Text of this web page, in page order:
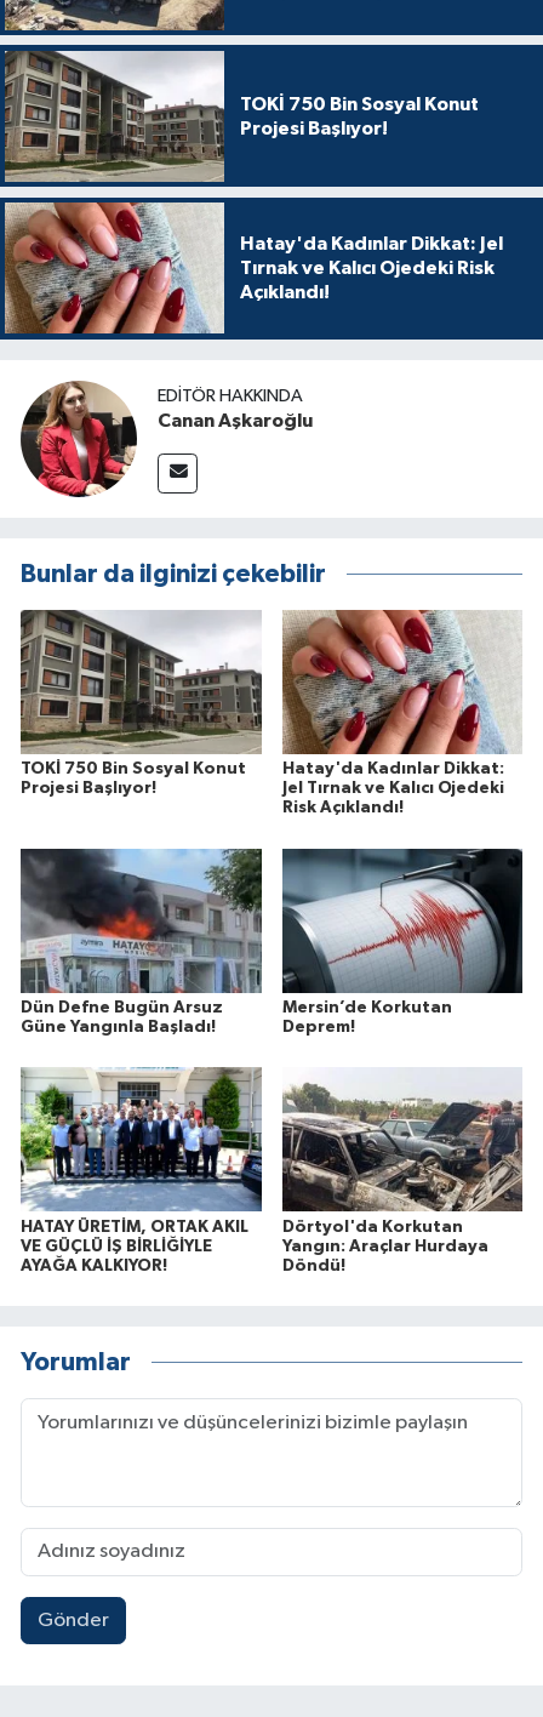
TOKİ 750 Bin Sosyal Konut
Projesi Başlıyor!
Hatay'da Kadınlar Dikkat: Jel
Tırnak ve Kalıcı Ojedeki Risk
Açıklandı!
EDITÖR HAKKINDA
Canan Aşkaroğlu
Bunlar da ilginizi çekebilir
TOKİ 750 Bin Sosyal Konut
Projesi Başlıyor!
Hatay'da Kadınlar Dikkat:
Jel Tırnak ve Kalıcı Ojedeki
Risk Açıklandı!
Dün Defne Bugün Arsuz
Güne Yangınla Başladı!
Mersin’de Korkutan
Deprem!
HATAY ÜRETİM, ORTAK AKIL
VE GÜÇLÜ İŞ BİRLİĞİYLE
AYAĞA KALKIYOR!
Dörtyol'da Korkutan
Yangın: Araçlar Hurdaya
Döndü!
Yorumlar
Gönder